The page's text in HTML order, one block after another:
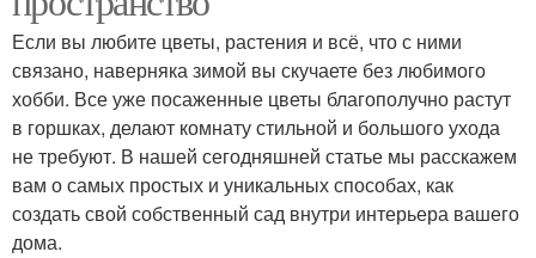
Если вы любите цветы, растения и всё, что с ними
связано, наверняка зимой вы скучаете без любимого
хобби. Все уже посаженные цветы благополучно растут
в горшках, делают комнату стильной и большого ухода
не требуют. В нашей сегодняшней статье мы расскажем
вам о самых простых и уникальных способах, как
создать свой собственный сад внутри интерьера вашего
дома.